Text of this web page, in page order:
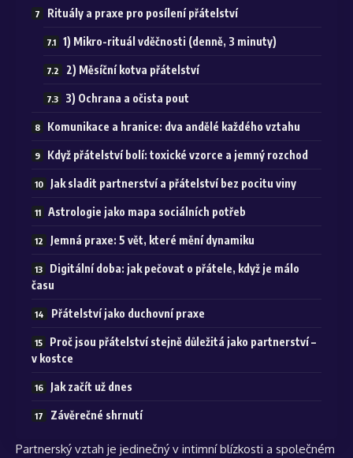
Rituály a praxe pro posílení přátelství
1) Mikro-rituál vděčnosti (denně, 3 minuty)
2) Měsíční kotva přátelství
3) Ochrana a očista pout
Komunikace a hranice: dva andělé každého vztahu
Když přátelství bolí: toxické vzorce a jemný rozchod
Jak sladit partnerství a přátelství bez pocitu viny
Astrologie jako mapa sociálních potřeb
Jemná praxe: 5 vět, které mění dynamiku
Digitální doba: jak pečovat o přátele, když je málo
času
Přátelství jako duchovní praxe
Proč jsou přátelství stejně důležitá jako partnerství –
v kostce
Jak začít už dnes
Závěrečné shrnutí
Partnerský vztah je jedinečný v intimní blízkosti a společném